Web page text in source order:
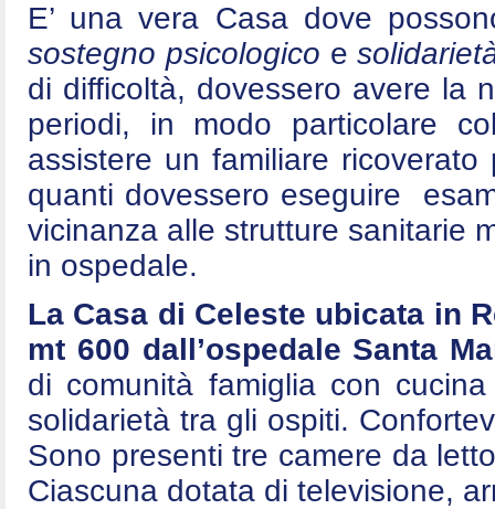
E’ una vera Casa dove
sostegno psicologico e
di difficoltà, dovessero avere la
periodi, in modo particolare
assistere un familiare
quanti dovessero eseguire
vicinanza alle strutture sanitarie
in ospedale.
La Casa di Celeste ubicata in
mt 600 dall’ospedale Santa
di comunità famiglia con
solidarietà tra gli ospiti.
Sono presenti tre camere da
Ciascuna dotata di televisione,